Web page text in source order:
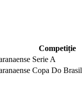
Competiție
Serie A
Copa Do Brasil